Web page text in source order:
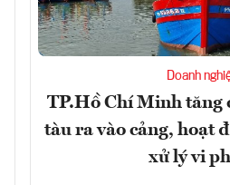
Doanh
TP.Hồ Chí Minh tăng
tàu ra vào cảng, hoạt
xử lý vi